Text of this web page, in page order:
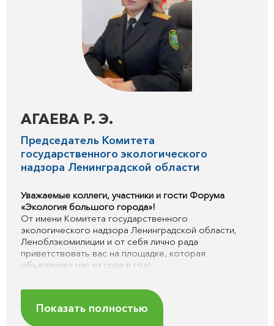
Уверен, что дискуссии на площадках КВЦ
«Экспофорум» и открытие такого значимого
объекта, как КПО «Островский», станут важными
вехами в природоохранной отрасли.
Приглашаю вас к активному диалогу и поиску
эффективных решений на благо чистой и
комфортной среды для жизни.
АГАЕВА Р. Э.
Председатель Комитета
государственного экологического
надзора Ленинградской области
Уважаемые коллеги, участники и гости Форума
«Экология большого города»!
От имени Комитета государственного
экологического надзора Ленинградской области,
Леноблэкомилиции и от себя лично рада
приветствовать вас на площадке, которая
объединяет нас из года в год!
хорошей традицией, и в этом году нам особенно
приятно оказаться здесь одновременно в двух
ролях: как организаторов мероприятий Форума и
как участников выставки.
Показать полностью